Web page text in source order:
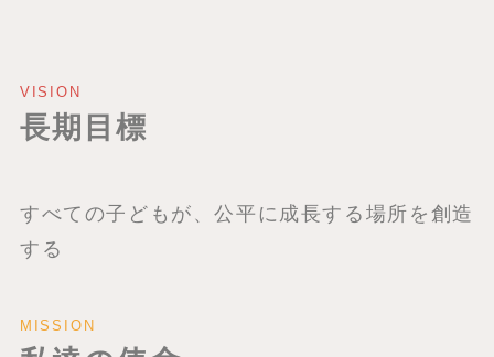
VISION
長期目標
すべての子どもが、公平に成長する場所を創造
する
MISSION